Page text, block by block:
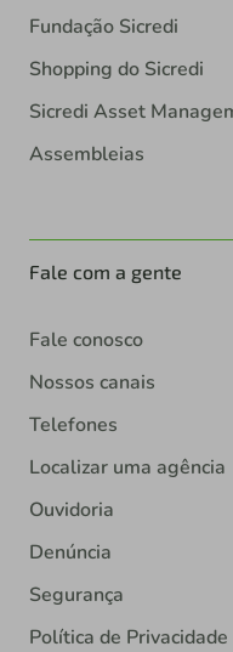
Fundação Sicredi
Shopping do Sicredi
Sicredi Asset
Assembleias
Fale com a gente
Fale conosco
Nossos canais
Telefones
Localizar uma agência
Ouvidoria
Denúncia
Segurança
Política de Privacidade